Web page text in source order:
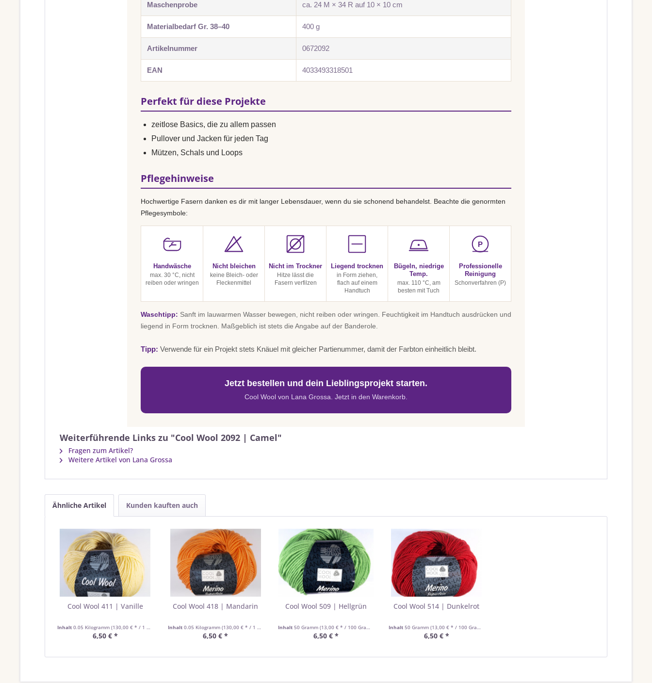
Maschenprobe ca. 24 M × 34 R auf 10 × 10 cm
Materialbedarf Gr. 38–40 400 g
Artikelnummer 0672092
EAN 4033493318501
Perfekt für diese Projekte
zeitlose Basics, die zu allem passen
Pullover und Jacken für jeden Tag
Mützen, Schals und Loops
Pflegehinweise
Hochwertige Fasern danken es dir mit langer Lebensdauer, wenn du sie schonend behandelst. Beachte die genormten
Pflegesymbole:
Handwäsche
max. 30 °C, nicht
reiben oder wringen
Nicht bleichen
keine Bleich- oder
Fleckenmittel
Nicht im Trockner
Hitze lässt die
Fasern verfilzen
Liegend trocknen
in Form ziehen,
flach auf einem
Handtuch
Bügeln, niedrige
Temp.
max. 110 °C, am
besten mit Tuch
P
Professionelle
Reinigung
Schonverfahren (P)
Waschtipp: Sanft im lauwarmen Wasser bewegen, nicht reiben oder wringen. Feuchtigkeit im Handtuch ausdrücken und
liegend in Form trocknen. Maßgeblich ist stets die Angabe auf der Banderole.
Tipp: Verwende für ein Projekt stets Knäuel mit gleicher Partienummer, damit der Farbton einheitlich bleibt.
Jetzt bestellen und dein Lieblingsprojekt starten.
Cool Wool von Lana Grossa. Jetzt in den Warenkorb.
Weiterführende Links zu "Cool Wool 2092 | Camel"
Fragen zum Artikel?
Weitere Artikel von Lana Grossa
Ähnliche Artikel Kunden kauften auch
Cool Wool 411 | Vanille
Inhalt 0.05 Kilogramm (130,00 € * / 1 Kilogramm)
6,50 € *
Cool Wool 418 | Mandarin
Inhalt 0.05 Kilogramm (130,00 € * / 1 Kilogramm)
6,50 € *
Cool Wool 509 | Hellgrün
Inhalt50 Gramm(13,00 € * / 100 Gramm)
6,50 € *
Cool Wool 514 | Dunkelrot
Inhalt 50 Gramm (13,00 € * / 100 Gramm)
6,50 € *